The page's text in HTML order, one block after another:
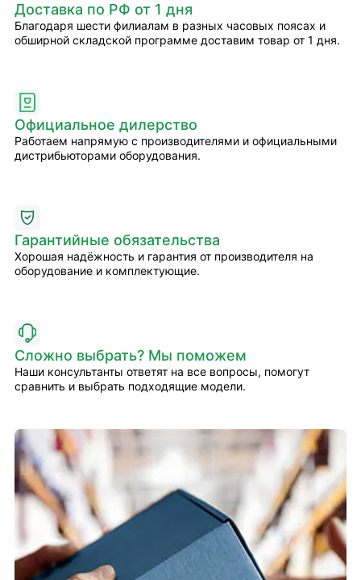
Доставка по РФ от 1 дня
Благодаря шести филиалам в разных часовых поясах и
обширной складской программе доставим товар от 1 дня.
Официальное дилерство
Работаем напрямую с производителями и официальными
дистрибьюторами оборудования.
Гарантийные обязательства
Хорошая надёжность и гарантия от производителя на
оборудование и комплектующие.
Сложно выбрать? Мы поможем
Наши консультанты ответят на все вопросы, помогут
сравнить и выбрать подходящие модели.